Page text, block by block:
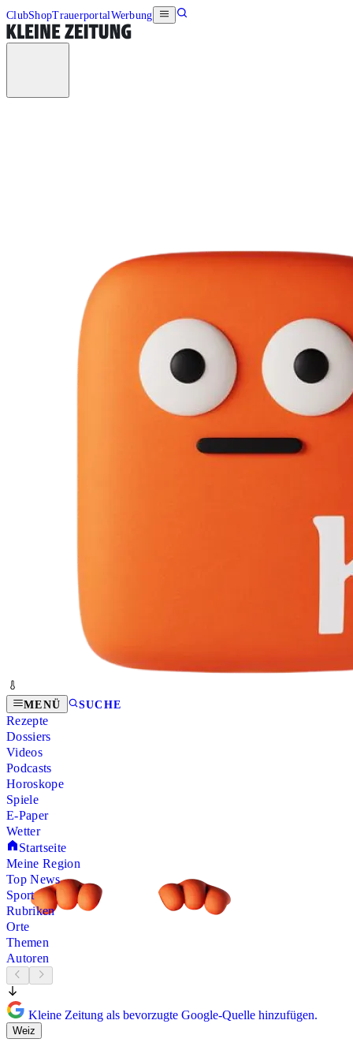
ClubShopTrauerportalWerbung
MENÜ SUCHE
Rezepte
Dossiers
Videos
Podcasts
Horoskope
Spiele
E-Paper
Wetter
Startseite
Meine Region
Top News
Sport
Rubriken
Orte
Themen
Autoren
Kleine Zeitung als bevorzugte Google-Quelle hinzufügen.
Weiz